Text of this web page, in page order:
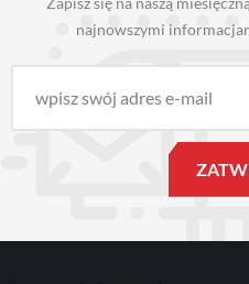
najnowszymi